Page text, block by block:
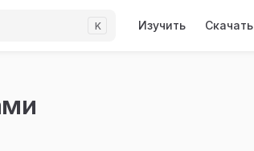
K Изучить Скачать